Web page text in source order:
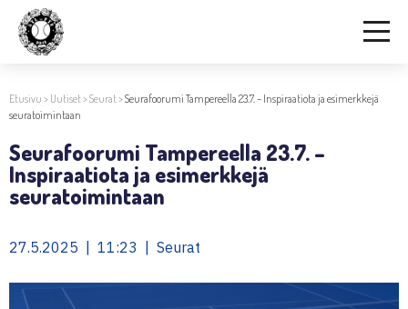
Etusivu > Uutiset>Seurat>Seurafoorumi Tampereella 23.7. – Inspiraatiota ja esimerkkejä
seuratoimintaan
Seurafoorumi Tampereella 23.7. –
Inspiraatiota ja esimerkkejä
seuratoimintaan
27.5.2025 | 11:23 | Seurat